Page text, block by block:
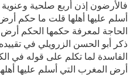
فالأرضون إذن أربع صلحية وعنوية
أسلم عليها أهلها قلت ما حكم
الحاجة لمعرفة حكمها الحكم أرض
ذكر أبو الحسن الزرويلي في
الفاسدة لما تكلم على قوله في
أرض المغرب التي أسلم عليها